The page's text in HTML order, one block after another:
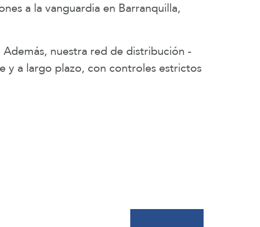
a la vanguardia en Barranquilla,
nuestra red de distribución -
y a largo plazo, con controles estrictos